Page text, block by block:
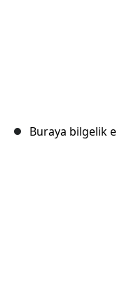
Buraya bilgelik